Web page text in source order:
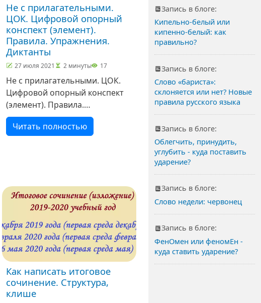
Не с прилагательными.
ЦОК. Цифровой опорный
конспект (элемент).
Правила. Упражнения.
Диктанты
27 июля 2021 2 минуты 17
Не с прилагательными. ЦОК.
Цифровой опорный конспект
(элемент). Правила.
Упражнения. Диктанты
Примерные задания по
Читать полностью
Как написать итоговое
сочинение. Структура,
клише
Запись в блоге:
Кипельно-белый или
кипенно-белый: как
правильно?
Запись в блоге:
Слово «бариста»:
склоняется или нет? Новые
правила русского языка
Запись в блоге:
Облегчить, принудить,
углубить - куда поставить
ударение?
Запись в блоге:
Слово недели: червонец
Запись в блоге:
ФенОмен или феномЕн -
куда ставить ударение?